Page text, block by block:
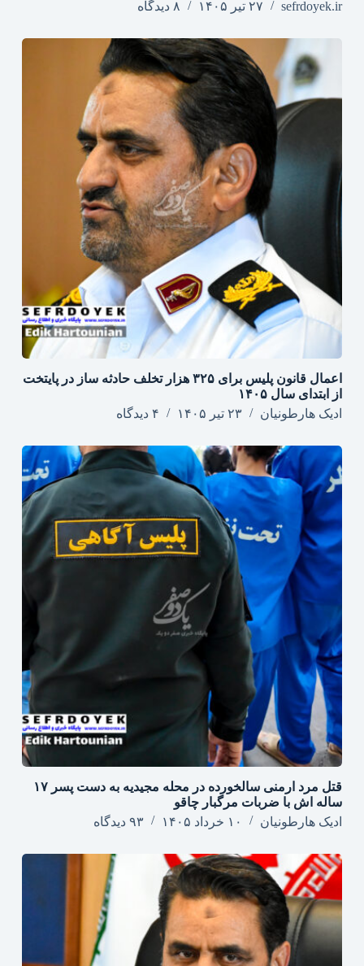
sefrdoyek.ir ۲۷ تیر ۱۴۰۵ ۸ دیدگاه
اعمال قانون پلیس برای ۳۲۵ هزار تخلف حادثه ساز در پایتخت
از ابتدای سال ۱۴۰۵
ادیک هارطونیان
۲۳ تیر ۱۴۰۵ ۴ دیدگاه
قتل مرد ارمنی سالخورده در محله مجیدیه به دست پسر ۱۷
ساله اش با ضربات مرگبار چاقو
ادیک هارطونیان
۱۰ خرداد ۱۴۰۵ ۹۳ دیدگاه